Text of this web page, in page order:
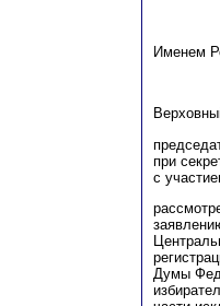
Именем
при
с
Думы